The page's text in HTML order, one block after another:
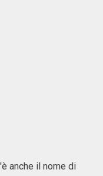
anche il nome di